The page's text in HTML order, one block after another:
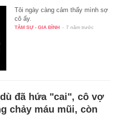
Tôi ngày càng cảm thấy mình sợ
cô ấy.
TÂM SỰ - GIA ĐÌNH - 7 năm trước
đã hứa "cai", cô vợ
chảy máu mũi, còn